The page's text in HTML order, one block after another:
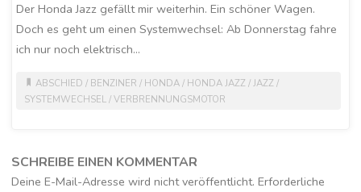
Der Honda Jazz gefällt mir weiterhin. Ein schöner Wagen.
Doch es geht um einen Systemwechsel: Ab Donnerstag fahre
ich nur noch elektrisch…
ABSCHIED / BENZINER / HONDA/ HONDA JAZZ /JAZZ /
SYSTEMWECHSEL/VERBRENNUNGSMOTOR
SCHREIBE EINEN KOMMENTAR
Deine E-Mail-Adresse wird nicht veröffentlicht. Erforderliche